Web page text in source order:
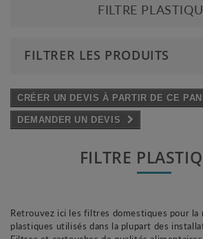
FILTRE
FILTRER LES PRODUITS
CRÉER UN DEVIS À PARTIR DE CE
DEMANDER UN DEVIS
FILTRE
Retrouvez ici les filtres domestiques pour la
plastiques utilisés dans la plupart des